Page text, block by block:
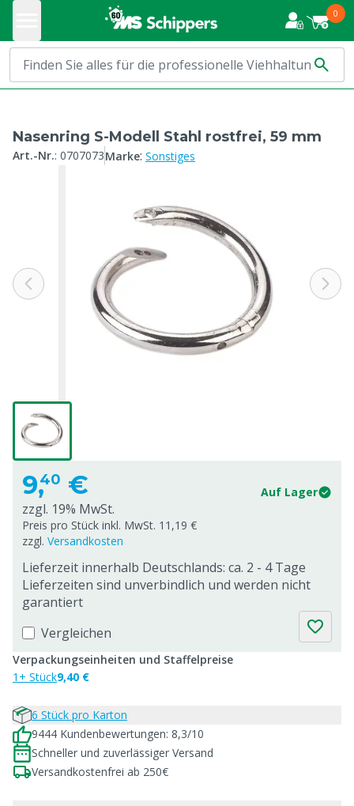
0
Nasenring S-Modell Stahl rostfrei, 59 mm
Art.-Nr.: 0707073Marke: Sonstiges
9,40 € Auf Lager
zzgl. 19% MwSt.
Preis pro Stück inkl. MwSt. 11,19 €
zzgl. Versandkosten
Lieferzeit innerhalb Deutschlands: ca. 2 - 4 Tage
Lieferzeiten sind unverbindlich und werden nicht
garantiert
Vergleichen
Verpackungseinheiten und Staffelpreise
1+ Stück9,40 €
6 Stück pro Karton
9444 Kundenbewertungen: 8,3/10
Schneller und zuverlässiger Versand
Versandkostenfrei ab 250€